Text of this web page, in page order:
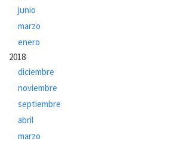
junio
marzo
enero
2018
diciembre
noviembre
septiembre
abril
marzo